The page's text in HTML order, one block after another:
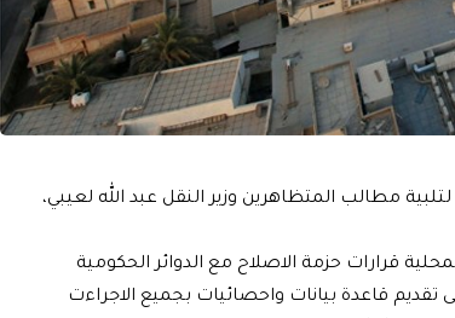
مطالب المتظاهرين وزير النقل عبد الله لعيبي،
قرارات حزمة الاصلاح مع الدوائر الحكومية
تقديم قاعدة بيانات واحصائيات بجميع الاجراءت